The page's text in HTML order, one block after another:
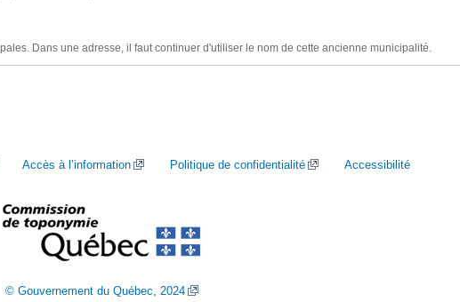
Dans une adresse, il faut continuer d'utiliser le nom de cette ancienne municipalité.
Accès à l’information Politique de confidentialité Accessibilité
© Gouvernement du Québec, 2024